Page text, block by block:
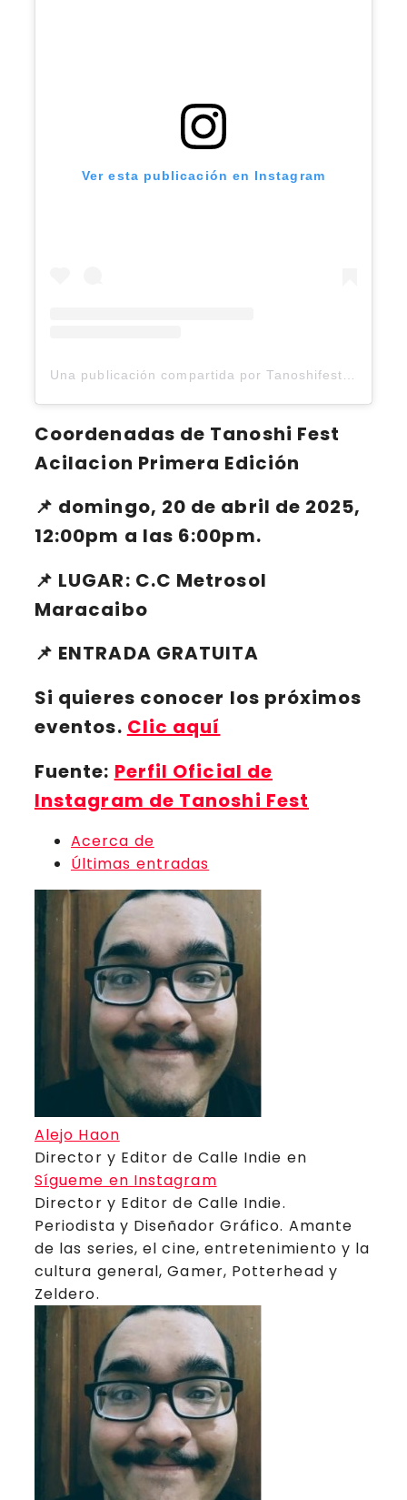
Ver esta publicación en Instagram
Coordenadas de Tanoshi Fest
Acilacion Primera Edición
📌 domingo, 20 de abril de 2025,
12:00pm a las 6:00pm.
📌 LUGAR: C.C Metrosol
Maracaibo
📌 ENTRADA GRATUITA
Si quieres conocer los próximos
eventos. Clic aquí
Fuente: Perfil Oficial de
Instagram de Tanoshi Fest
Acerca de
Últimas entradas
Alejo Haon
Director y Editor de Calle Indie en
Sígueme en Instagram
Director y Editor de Calle Indie.
Periodista y Diseñador Gráfico. Amante
de las series, el cine, entretenimiento y la
cultura general, Gamer, Potterhead y
Zeldero.